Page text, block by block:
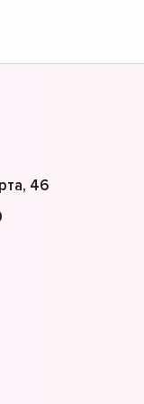
46